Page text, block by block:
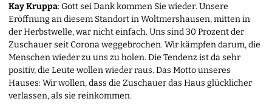
Kay Kruppa: Gott sei Dank kommen Sie wieder. Unsere
Eröffnung an diesem Standort in Woltmershausen, mitten in
der Herbstwelle, war nicht einfach. Uns sind 30 Prozent der
Zuschauer seit Corona weggebrochen. Wir kämpfen darum, die
Menschen wieder zu uns zu holen. Die Tendenz ist da sehr
positiv, die Leute wollen wieder raus. Das Motto unseres
Hauses: Wir wollen, dass die Zuschauer das Haus glücklicher
verlassen, als sie reinkommen.